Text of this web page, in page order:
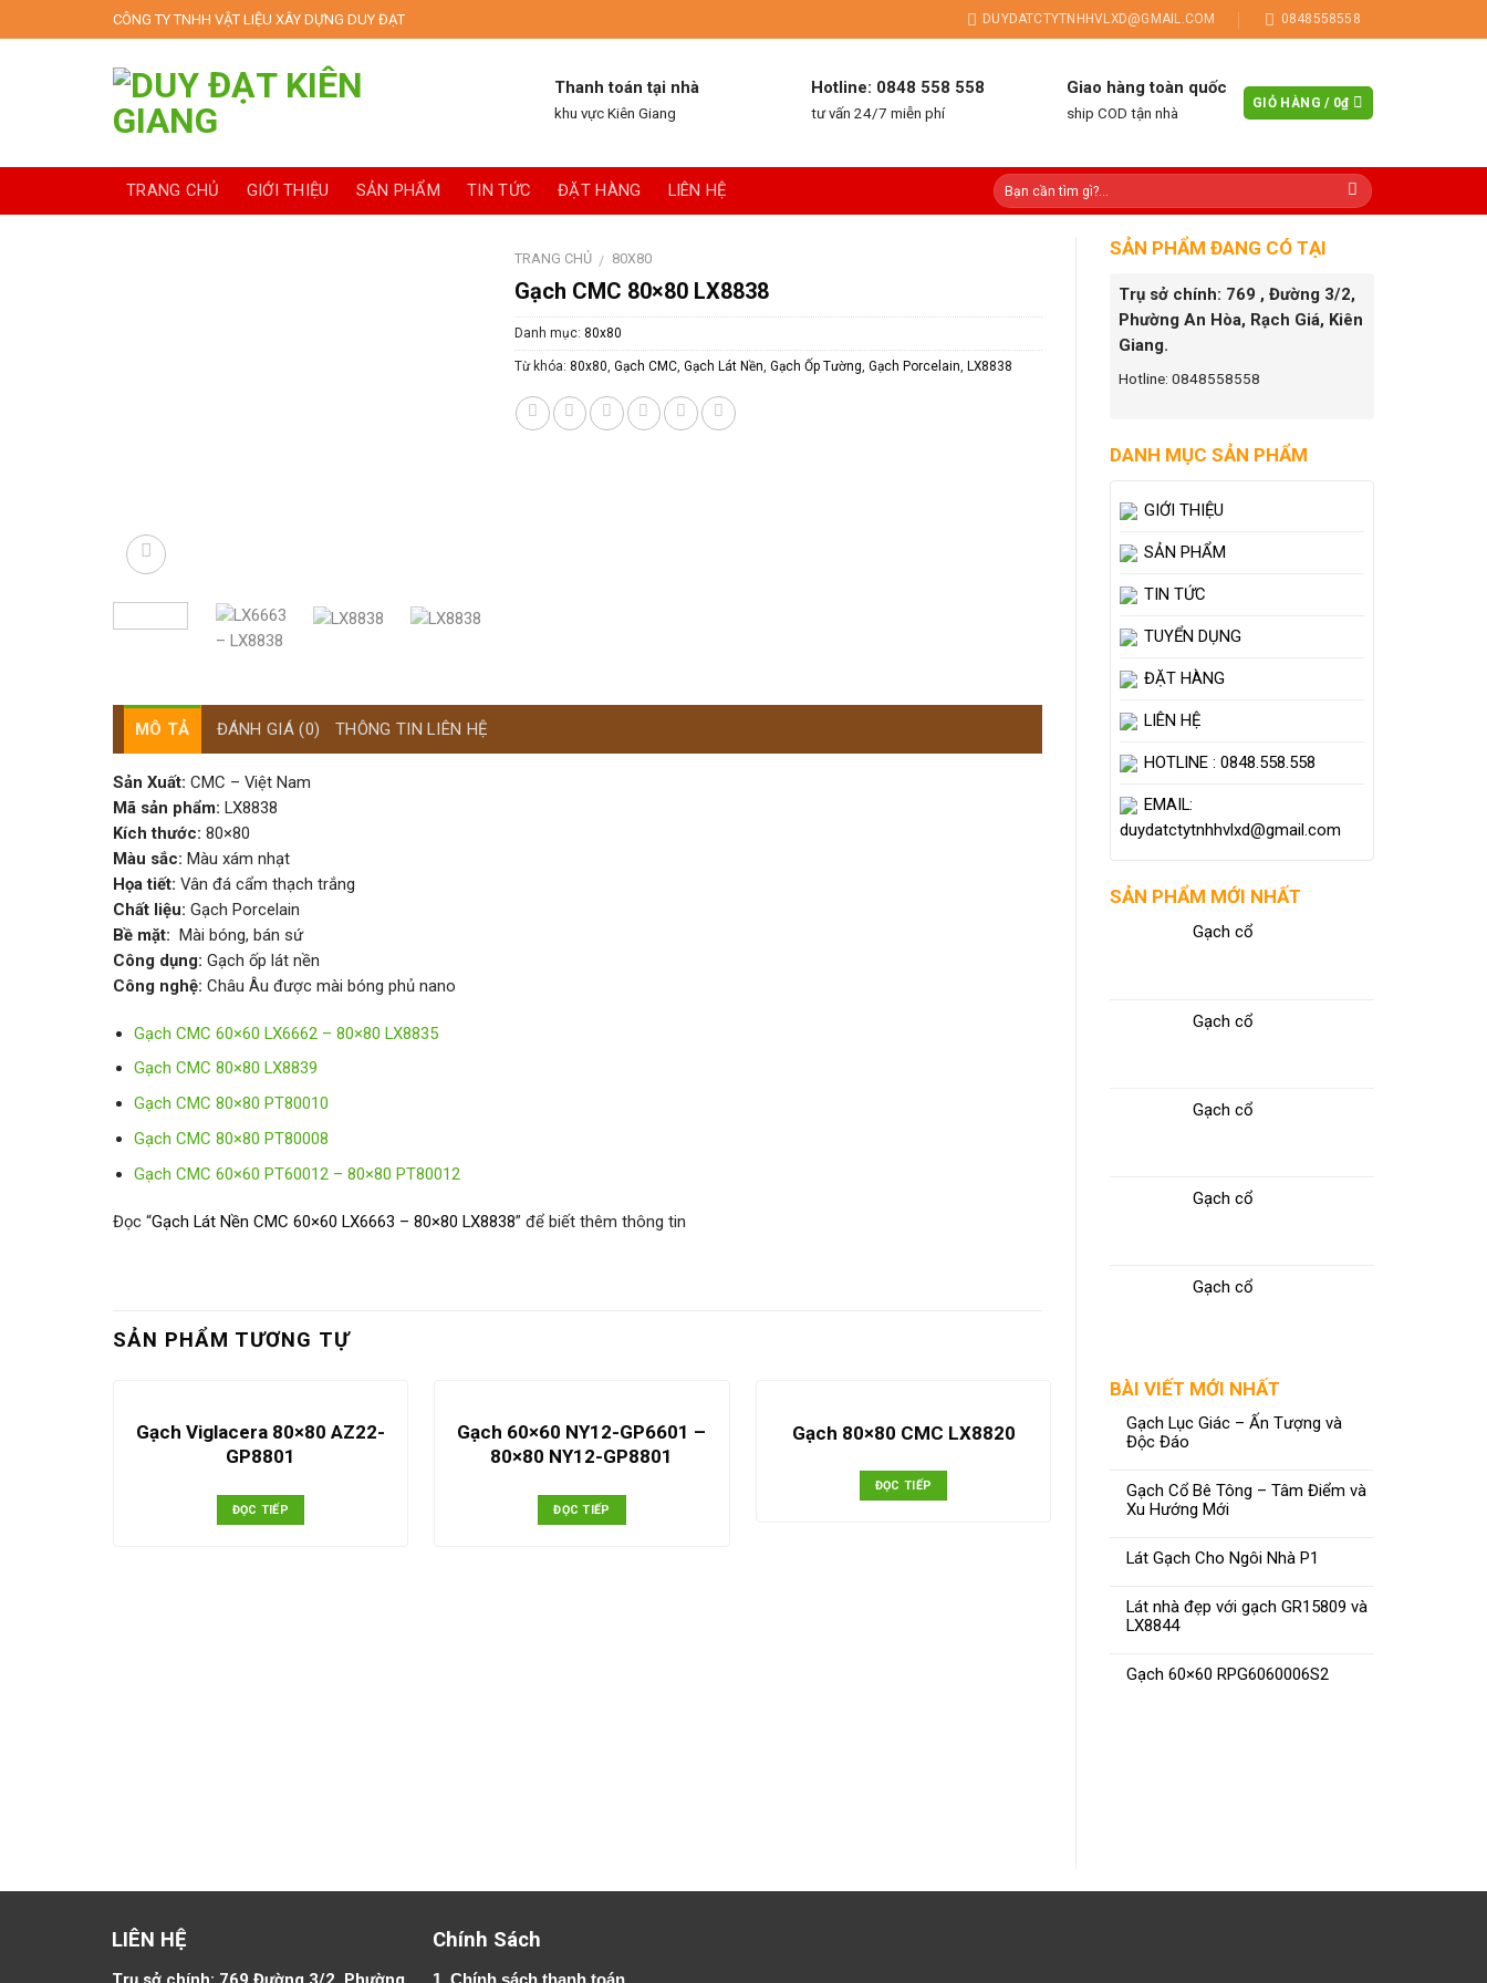
to
CÔNG TY TNHH VẬT LIỆU XÂY DỰNG DUY ĐẠT DUYDATCTYTNHHVLXD@GMAIL.COM 0848558558
Thanh toán tại nhà
khu vực Kiên Giang
Hotline: 0848 558 558
tư vấn 24/7 miễn phí
Giao hàng toàn quốc
ship COD tận nhà
GIỎ HÀNG / 0₫
TRANG CHỦ GIỚI THIỆU SẢN PHẨM TIN TỨC ĐẶT HÀNG LIÊN HỆ
TRANG CHỦ / 80X80
Gạch CMC 80×80 LX8838
Danh mục: 80x80
Từ khóa: 80x80, Gạch CMC, Gạch Lát Nền, Gạch Ốp Tường, Gạch Porcelain, LX8838
MÔ TẢ ĐÁNH GIÁ (0) THÔNG TIN LIÊN HỆ
Sản Xuất: CMC – Việt Nam
Mã sản phẩm: LX8838
Kích thước: 80×80
Màu sắc: Màu xám nhạt
Họa tiết: Vân đá cẩm thạch trắng
Chất liệu: Gạch Porcelain
Bề mặt: Mài bóng, bán sứ
Công dụng: Gạch ốp lát nền
Công nghệ: Châu Âu được mài bóng phủ nano
Gạch CMC 60×60 LX6662 – 80×80 LX8835
Gạch CMC 80×80 LX8839
Gạch CMC 80×80 PT80010
Gạch CMC 80×80 PT80008
Gạch CMC 60×60 PT60012 – 80×80 PT80012
Đọc “Gạch Lát Nền CMC 60×60 LX6663 – 80×80 LX8838” để biết thêm thông tin
SẢN PHẨM TƯƠNG TỰ
Gạch Viglacera 80×80 AZ22-
GP8801
ĐỌC TIẾP
Gạch 60×60 NY12-GP6601 –
80×80 NY12-GP8801
ĐỌC TIẾP
Gạch 80×80 CMC LX8820
ĐỌC TIẾP
SẢN PHẨM ĐANG CÓ TẠI
Trụ sở chính: 769 , Đường 3/2,
Phường An Hòa, Rạch Giá, Kiên
Giang.
Hotline: 0848558558
DANH MỤC SẢN PHẨM
GIỚI THIỆU
SẢN PHẨM
TIN TỨC
TUYỂN DỤNG
ĐẶT HÀNG
LIÊN HỆ
HOTLINE : 0848.558.558
EMAIL:
duydatctytnhhvlxd@gmail.com
SẢN PHẨM MỚI NHẤT
Gạch cổ
Gạch cổ
Gạch cổ
Gạch cổ
Gạch cổ
BÀI VIẾT MỚI NHẤT
Gạch Lục Giác – Ấn Tượng và
Độc Đáo
Gạch Cổ Bê Tông – Tâm Điểm và
Xu Hướng Mới
Lát Gạch Cho Ngôi Nhà P1
Lát nhà đẹp với gạch GR15809 và
LX8844
Gạch 60×60 RPG6060006S2
LIÊN HỆ Chính Sách
1.Chính sách thanh toán